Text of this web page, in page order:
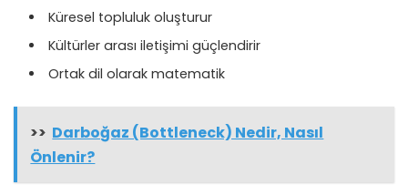
Küresel topluluk oluşturur
Kültürler arası iletişimi güçlendirir
Ortak dil olarak matematik
>> Darboğaz (Bottleneck) Nedir, Nasıl
Önlenir?